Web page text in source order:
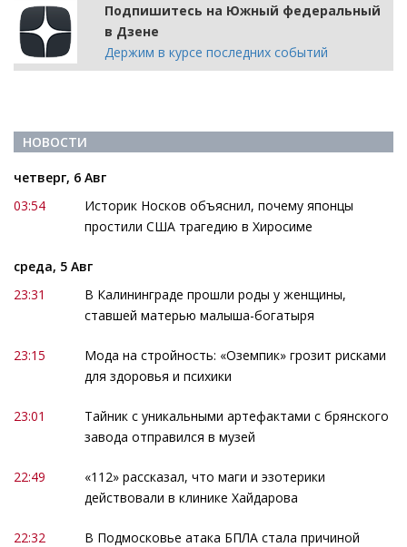
Подпишитесь на Южный федеральный
в Дзене
Держим в курсе последних событий
НОВОСТИ
четверг, 6 Авг
03:54
Историк Носков объяснил, почему японцы
простили США трагедию в Хиросиме
среда, 5 Авг
23:31
В Калининграде прошли роды у женщины,
ставшей матерью малыша-богатыря
23:15
Мода на стройность: «Оземпик» грозит рисками
для здоровья и психики
23:01
Тайник с уникальными артефактами с брянского
завода отправился в музей
22:49
«112» рассказал, что маги и эзотерики
действовали в клинике Хайдарова
22:32
В Подмосковье атака БПЛА стала причиной